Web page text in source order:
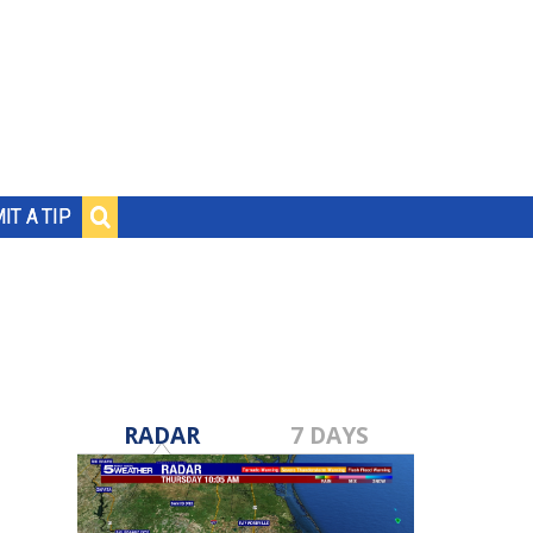
A TIP
RADAR 7 DAYS